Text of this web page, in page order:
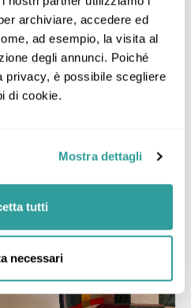
archiviare, accedere ed
ad esempio, la visita al
degli annunci. Poiché
privacy, è possibile scegliere
di cookie.
Mostra dettagli
tutti
necessari